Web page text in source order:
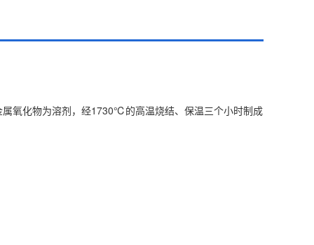
氧化物为溶剂，经1730℃的高温烧结、保温三个小时制成